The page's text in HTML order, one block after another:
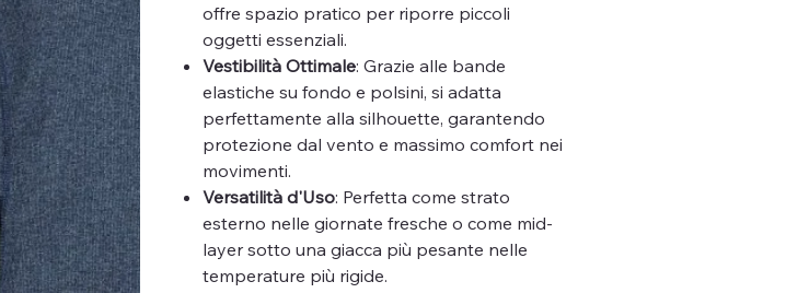
offre spazio pratico per riporre piccoli
oggetti essenziali.
Vestibilità Ottimale: Grazie alle bande
elastiche su fondo e polsini, si adatta
perfettamente alla silhouette, garantendo
protezione dal vento e massimo comfort nei
movimenti.
Versatilità d'Uso: Perfetta come strato
esterno nelle giornate fresche o come mid-
layer sotto una giacca più pesante nelle
temperature più rigide.